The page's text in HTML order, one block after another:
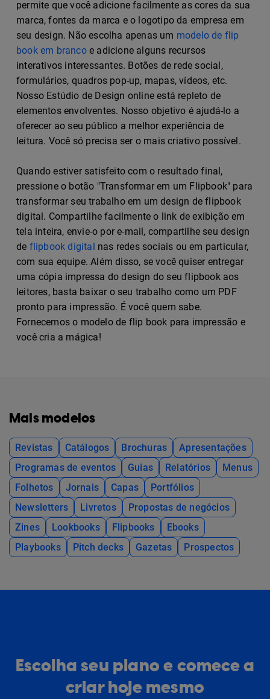
permite que você adicione facilmente as cores da sua
marca, fontes da marca e o logotipo da empresa em
seu design. Não escolha apenas um modelo de flip
book em brancoe adicione alguns recursos
interativos interessantes. Botões de rede social,
formulários, quadros pop-up, mapas, vídeos, etc.
Nosso Estúdio de Design online está repleto de
elementos envolventes. Nosso objetivo é ajudá-lo a
oferecer ao seu público a melhor experiência de
leitura. Você só precisa ser o mais criativo possível.
Quando estiver satisfeito com o resultado final,
pressione o botão "Transformar em um Flipbook" para
transformar seu trabalho em um design de flipbook
digital. Compartilhe facilmente o link de exibição em
tela inteira, envie-o por e-mail, compartilhe seu design
de flipbook digital nas redes sociais ou em particular,
com sua equipe. Além disso, se você quiser entregar
uma cópia impressa do design do seu flipbook aos
leitores, basta baixar o seu trabalho como um PDF
pronto para impressão. É você quem sabe.
Fornecemos o modelo de flip book para impressão e
você cria a mágica!
Mais modelos
Revistas Catálogos Brochuras
Apresentações
Programas de eventos
Guias Relatórios
Menus
Folhetos
Jornais Capas
Portfólios
Newsletters
Livretos
Propostas de negócios
Zines
Lookbooks Flipbooks
Ebooks
Playbooks
Pitch decks Gazetas Prospectos
Escolha seu plano e comece a
criar hoje mesmo